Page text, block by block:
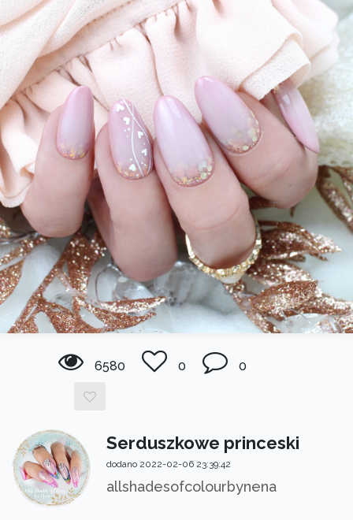
6580 0 0
Serduszkowe princeski
dodano 2022-02-06 23:39:42
allshadesofcolourbynena